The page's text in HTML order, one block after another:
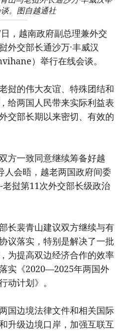
。图自越通社
，越南政府副总理兼外交
外交部长通沙万·丰威汉
）举行在线会谈。
挝的伟大友谊、特殊团结和
给两国人民带来实际利益表
交部长期以来密切、有效的
方一致同意继续筹备好越
人会晤，越老两国政府间委
挝第11次外交部长级政治
长裴青山建议双方继续与有
议落实，特别是解决了一批
为提高双边经济合作的效率
实《2020—2025年两国外
动计划》。
国边境法律文件和相关国际
升级边境口岸，加强互联互